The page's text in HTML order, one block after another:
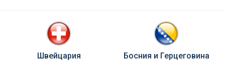
Швейцария Босния и Герцеговина